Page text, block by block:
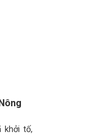
khởi tố,